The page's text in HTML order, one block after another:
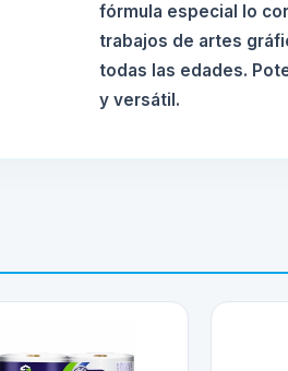
fórmula especial lo
trabajos de artes
todas las edades.
y versátil.